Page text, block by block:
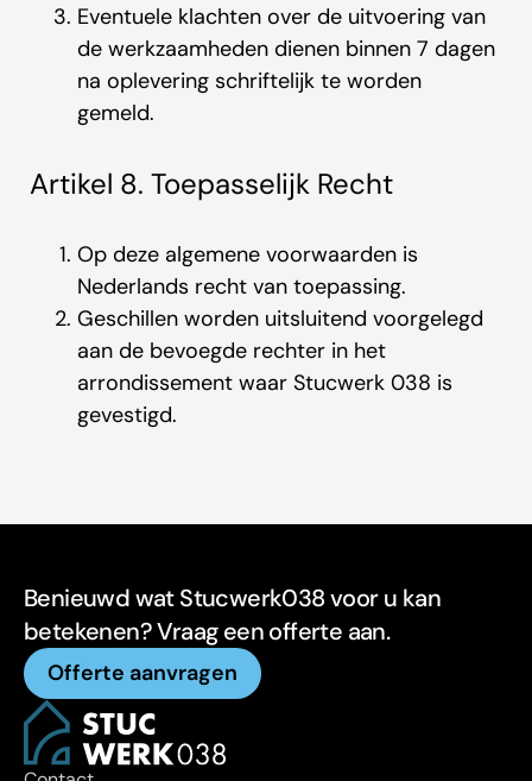
Eventuele klachten over de uitvoering van
de werkzaamheden dienen binnen 7 dagen
na oplevering schriftelijk te worden
gemeld.
Artikel 8. Toepasselijk Recht
Op deze algemene voorwaarden is
Nederlands recht van toepassing.
Geschillen worden uitsluitend voorgelegd
aan de bevoegde rechter in het
arrondissement waar Stucwerk 038 is
gevestigd.
Benieuwd wat Stucwerk038 voor u kan
betekenen? Vraag een offerte aan.
Offerte aanvragen